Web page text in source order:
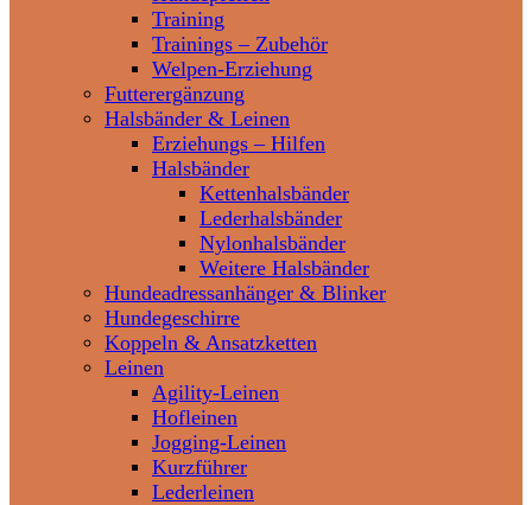
Training
Trainings – Zubehör
Welpen-Erziehung
Futterergänzung
Halsbänder & Leinen
Erziehungs – Hilfen
Halsbänder
Kettenhalsbänder
Lederhalsbänder
Nylonhalsbänder
Weitere Halsbänder
Hundeadressanhänger & Blinker
Hundegeschirre
Koppeln & Ansatzketten
Leinen
Agility-Leinen
Hofleinen
Jogging-Leinen
Kurzführer
Lederleinen